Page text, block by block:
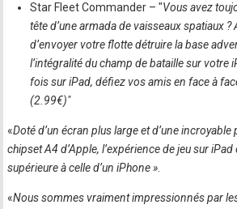
Star Fleet Commander – "Vous avez
tête d’une armada de vaisseaux spatiaux ?
d’envoyer votre flotte détruire la base
l’intégralité du champ de bataille sur votre
fois sur iPad, défiez vos amis en face à
(2.99€)"
«Doté d’un écran plus large et d’une
chipset A4 d’Apple, l’expérience de jeu sur
supérieure à celle d’un iPhone »
«Nous sommes vraiment impressionnés par